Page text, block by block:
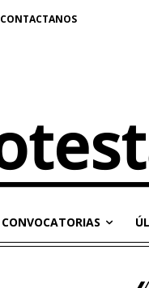
CONTACTANOS
CONVOCATORIAS